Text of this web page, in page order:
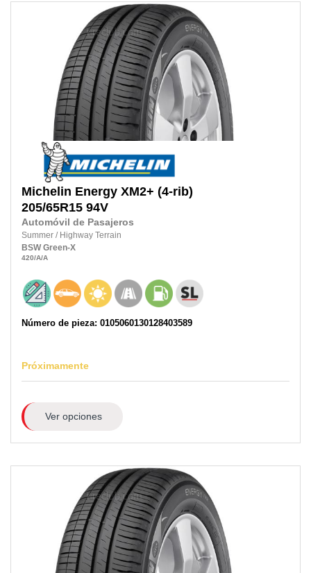
Michelin Energy XM2+ (4-rib)
205/65R15 94V
Automóvil de Pasajeros
Summer / Highway Terrain
BSW Green-X
420/A/A
Número de pieza: 0105060130128403589
Próximamente
Ver opciones